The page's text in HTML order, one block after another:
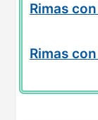
Rimas
Rimas